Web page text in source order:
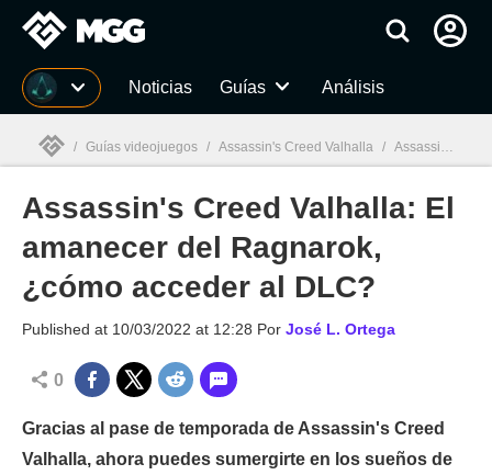
MGG Noticias Guías Análisis
MGG
/ Guías videojuegos / Assassin's Creed Valhalla / Assassin's Creed Valhalla: El amanecer del Ragnarok, ¿cómo acceder al DLC?
Assassin's Creed Valhalla: El
amanecer del Ragnarok,
¿cómo acceder al DLC?
Published at 10/03/2022 at 12:28 Por José L. Ortega
0
Gracias al pase de temporada de Assassin's Creed
Valhalla, ahora puedes sumergirte en los sueños de